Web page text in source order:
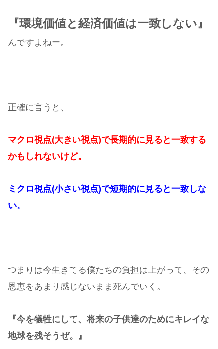
『環境価値と経済価値は一致しない』
んですよねー。
正確に言うと、
マクロ視点(大きい視点)で長期的に見ると一致する
かもしれないけど。
ミクロ視点(小さい視点)で短期的に見ると一致しな
い。
つまりは今生きてる僕たちの負担は上がって、その
恩恵をあまり感じないまま死んでいく。
『今を犠牲にして、将来の子供達のためにキレイな
地球を残そうぜ。』